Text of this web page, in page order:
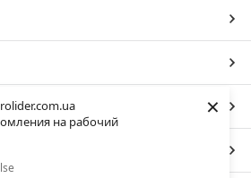
на рабочий
×